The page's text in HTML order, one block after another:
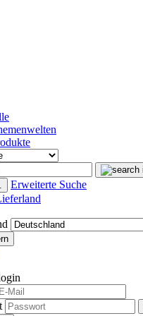
Erweiterte Suche